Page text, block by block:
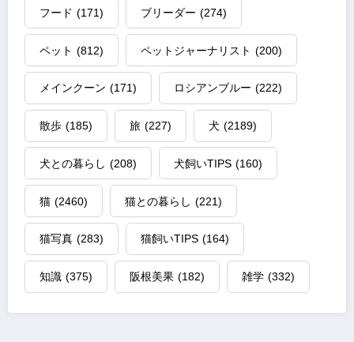
フード (171) ブリーダー (274)
ペット (812) ペットジャーナリスト (200)
メインクーン (171) ロシアンブルー (222)
散歩 (185) 旅 (227) 犬 (2189)
犬との暮らし (208) 犬飼いTIPS (160)
猫 (2460) 猫との暮らし (221)
猫写真 (283) 猫飼いTIPS (164)
知識 (375) 阪根美果 (182) 雑学 (332)